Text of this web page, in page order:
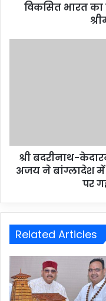
विकसित भारत का
श्री बदरीनाथ-
अजय ने बांग्लादेश में
पर
Related Articles